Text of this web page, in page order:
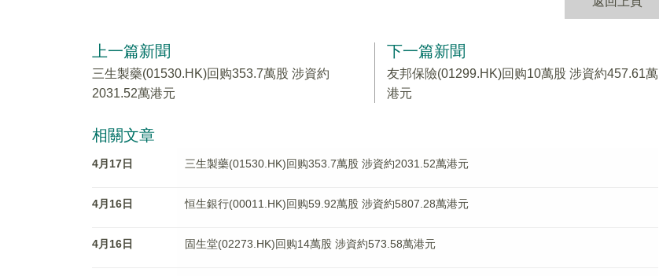
上一篇新聞
三生製藥(01530.HK)回购353.7萬股 涉資約
2031.52萬港元
下一篇新聞
友邦保險(01299.HK)回购10萬股 涉資約457.61萬
港元
相關文章
4月17日 三生製藥(01530.HK)回购353.7萬股 涉資約2031.52萬港元
4月16日 恒生銀行(00011.HK)回购59.92萬股 涉資約5807.28萬港元
4月16日 固生堂(02273.HK)回购14萬股 涉資約573.58萬港元